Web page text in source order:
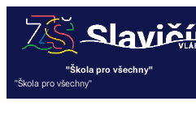
"Škola pro všechny"
"Škola pro všechny"